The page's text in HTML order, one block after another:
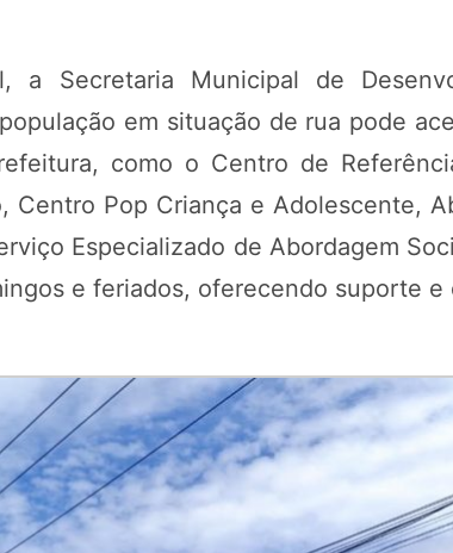
a Secretaria Municipal de
em situação de rua pode
como o Centro de
Centro Pop Criança e Adolescente,
Especializado de Abordagem
e feriados, oferecendo suporte